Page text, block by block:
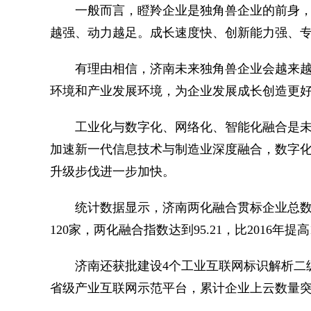
一般而言，瞪羚企业是独角兽企业的前身，
越强、动力越足。成长速度快、创新能力强、
有理由相信，济南未来独角兽企业会越来越
环境和产业发展环境，为企业发展成长创造更
工业化与数字化、网络化、智能化融合是未
加速新一代信息技术与制造业深度融合，数字
升级步伐进一步加快。
统计数据显示，济南两化融合贯标企业总数
120家，两化融合指数达到95.21，比2016年提
济南还获批建设4个工业互联网标识解析二
省级产业互联网示范平台，累计企业上云数量